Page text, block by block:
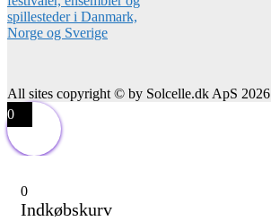
All sites copyright © by Solcelle.dk ApS 2026
0
0
Indkøbskurv